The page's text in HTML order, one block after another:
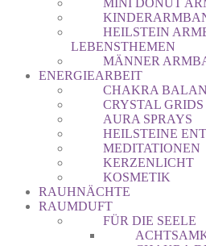
MINI DONUT
HEILSTEIN
LEBENSTHEMEN
MÄNNER
ENERGIEARBEIT
CHAKRA
CRYSTAL GRIDS
AURA SPRAYS
HEILSTEINE
MEDITATIONEN
KERZENLICHT
KOSMETIK
RAUHNÄCHTE
RAUMDUFT
FÜR DIE SEELE